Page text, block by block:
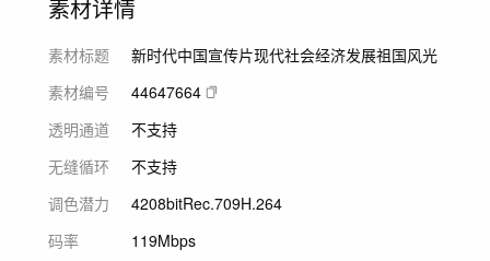
素材详情
素材标题
新时代中国宣传片现代社会经济发展祖国风光
素材编号
44647664
透明通道
不支持
无缝循环
不支持
调色潜力
4208bitRec.709H.264
码率
119Mbps